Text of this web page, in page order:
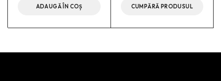
ADAUGĂ ÎN COȘ CUMPĂRĂ PRODUSUL